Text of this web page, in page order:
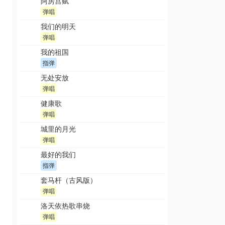
弹唱
我们的明天
弹唱
我的祖国
指弹
无处安放
弹唱
健康歌
弹唱
城里的月光
弹唱
最好的我们
指弹
套马杆（古风版）
弹唱
洛天依热歌串烧
弹唱